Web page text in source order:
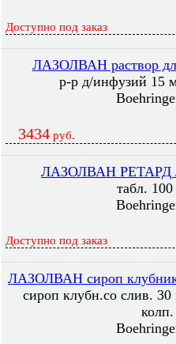
Доступно под заказ
ЛАЗОЛВАН раствор
р-р д/инфузий 15
3434 руб.
ЛАЗОЛВАН РЕТАРД /
табл.
Доступно под заказ
ЛАЗОЛВАН сироп
сироп клубн.со слив.